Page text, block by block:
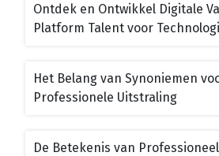
Ontdek en Ontwikkel Digitale
Platform Talent voor
Het Belang van Synoniemen
Professionele Uitstraling
De Betekenis van